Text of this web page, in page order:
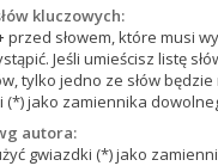
kluczowych:
przed słowem, które musi
Jeśli umieścisz listę
tylko jedno ze słów będzie
(*) jako zamiennika
autora:
gwiazdki (*) jako